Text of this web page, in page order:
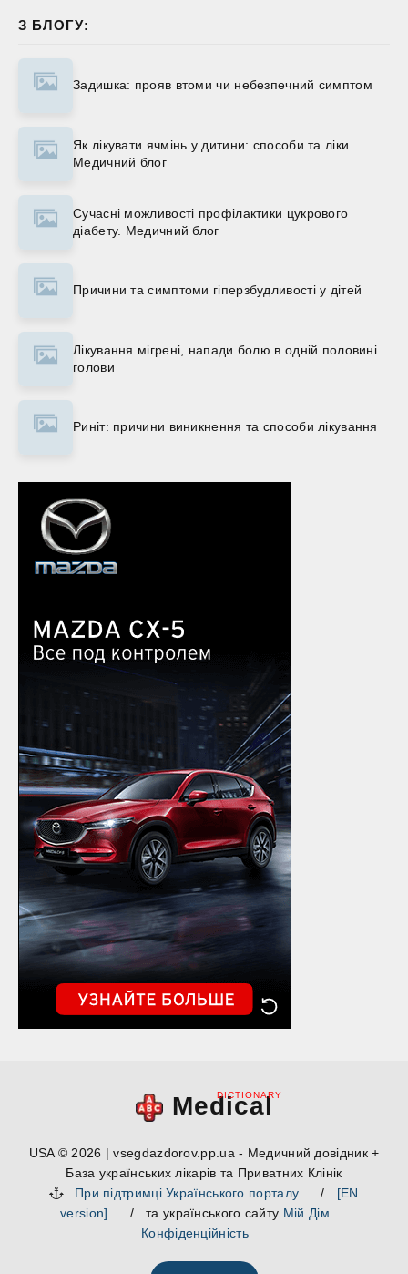
З БЛОГУ:
Задишка: прояв втоми чи небезпечний симптом
Як лікувати ячмінь у дитини: способи та ліки.
Медичний блог
Сучасні можливості профілактики цукрового
діабету. Медичний блог
Причини та симптоми гіперзбудливості у дітей
Лікування мігрені, напади болю в одній половині
голови
Риніт: причини виникнення та способи лікування
Medical
DICTIONARY
USA © 2026 | vsegdazdorov.pp.ua - Медичний довідник +
База українських лікарів та Приватних Клінік
При підтримці Українського порталу
/ [EN
version]
/ та українського сайту Мій Дім
Конфіденційність